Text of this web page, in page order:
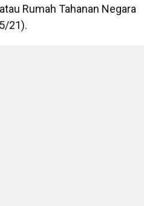
Rumah Tahanan Negara
21).